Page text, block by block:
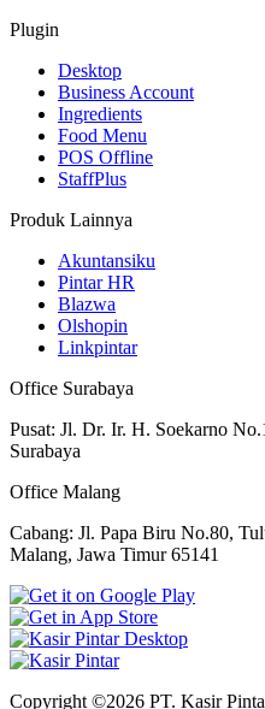
Plugin
Desktop
Business Account
Ingredients
Food Menu
POS Offline
StaffPlus
Produk Lainnya
Akuntansiku
Pintar HR
Blazwa
Olshopin
Linkpintar
Office Surabaya
Pusat: Jl. Dr. Ir. H. Soekarno
Surabaya
Office Malang
Cabang: Jl. Papa Biru No.80,
Malang, Jawa Timur 65141
Copyright ©2026 PT. Kasir